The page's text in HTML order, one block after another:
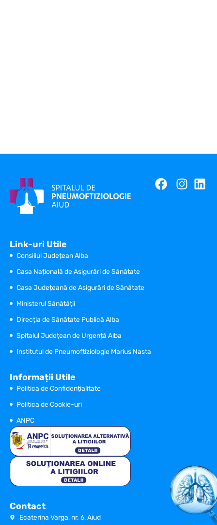
Link-uri Utile
Consiliul Județean Alba
Casa Națională de Asigurări de Sănătate
Casa Județeană de Asigurări de Sănătate
Ministerul Sănătății
Direcția de Sănătate Publică Alba
Institutul de Pneumoftiziologie Marius Nasta
Informații Utile
Politica de Confidențialitate
Politica de Cookie-uri